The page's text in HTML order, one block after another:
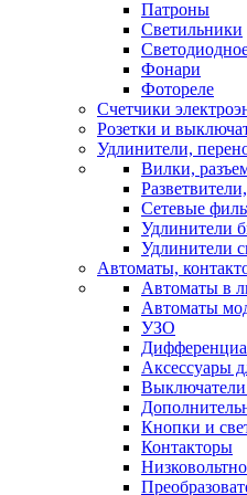
Патроны
Светильники
Фонари
Фотореле
Счетчики
Розетки и
Удлинители,
Вилки,
Сетевые
Удлинители
Удлинители
Автоматы,
Автоматы в
Автоматы
УЗО
Аксессуары
Выключатели
Кнопки и
Контакторы